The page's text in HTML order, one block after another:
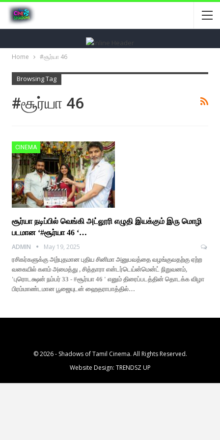
Home #சூர்யா 46
Browsing Tag
#சூர்யா 46
CINEMA
சூர்யா நடிப்பில் வெங்கி அட்லூரி எழுதி இயக்கும் இரு மொழி
படமான ‘#சூர்யா 46 ‘…
ADMIN
May 19, 2025
ரசிகர்களுக்கு அற்புதமான புதிய சினிமா அனுபவத்தை வழங்குவதற்கு ஏற்ற
வகையில் களம் அமைத்து , சித்தாரா என்டர்டெய்ன்மென்ட் நிறுவனம்,
'புரொடக்ஷன் நம்பர் 33 - #சூர்யா 46 ' எனும் திரைப்படத்தின் தொடக்க விழா
பிரம்மாண்டமான பூஜையுடன் ஹைதராபாத்தில்…
© 2026 - Shadows of Tamil Cinema. All Rights Reserved.
Website Design: TRENDSZ UP